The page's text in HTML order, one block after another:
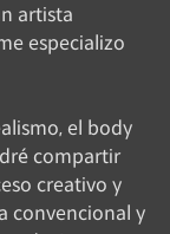
artista
especializo
el body
compartir
creativo y
convencional y